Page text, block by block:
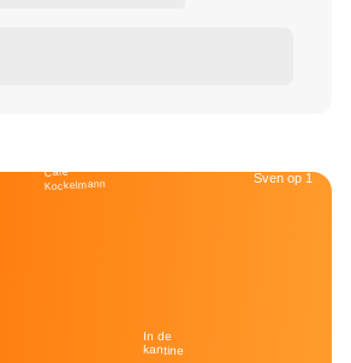
Café
Kockelmann
In de
kantine
Sven op 1